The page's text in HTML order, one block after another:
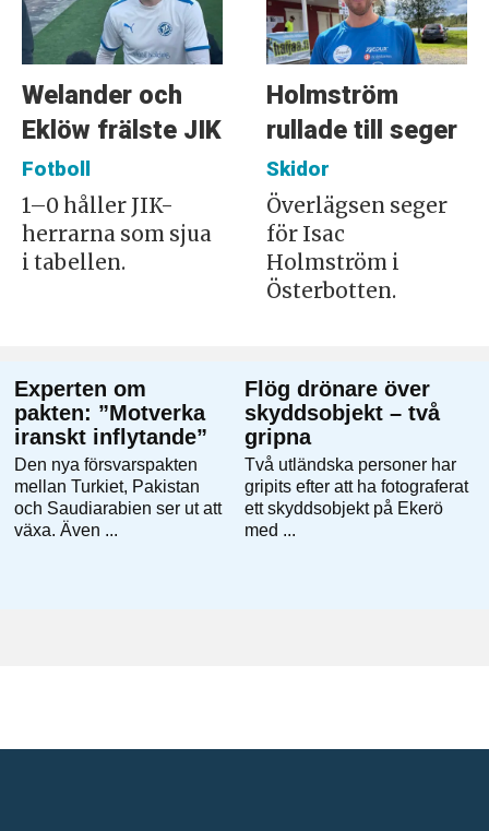
Welander och
Eklöw frälste JIK
Fotboll
1–0 håller JIK-
herrarna som sjua
i tabellen.
Holmström
rullade till seger
Skidor
Överlägsen seger
för Isac
Holmström i
Österbotten.